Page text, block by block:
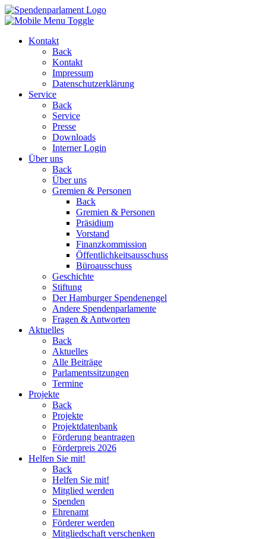
Kontakt
Back
Kontakt
Impressum
Datenschutzerklärung
Service
Back
Service
Presse
Downloads
Interner Login
Über uns
Back
Über uns
Gremien & Personen
Back
Gremien & Personen
Präsidium
Vorstand
Finanzkommission
Öffentlichkeitsausschuss
Büroausschuss
Geschichte
Stiftung
Der Hamburger Spendenengel
Andere Spendenparlamente
Fragen & Antworten
Aktuelles
Back
Aktuelles
Alle Beiträge
Parlamentssitzungen
Termine
Projekte
Back
Projekte
Projektdatenbank
Förderung beantragen
Förderpreis 2026
Helfen Sie mit!
Back
Helfen Sie mit!
Mitglied werden
Spenden
Ehrenamt
Förderer werden
Mitgliedschaft verschenken